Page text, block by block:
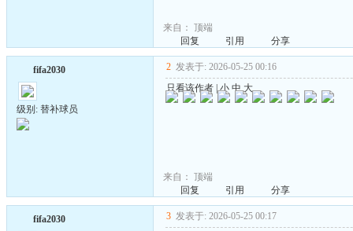
来自： 顶端
回复
引用 分享
fifa2030
级别: 替补球员
2 发表于: 2026-05-25 00:16
只看该作者 |小 中 大
来自： 顶端
回复
引用 分享
fifa2030 3 发表于: 2026-05-25 00:17